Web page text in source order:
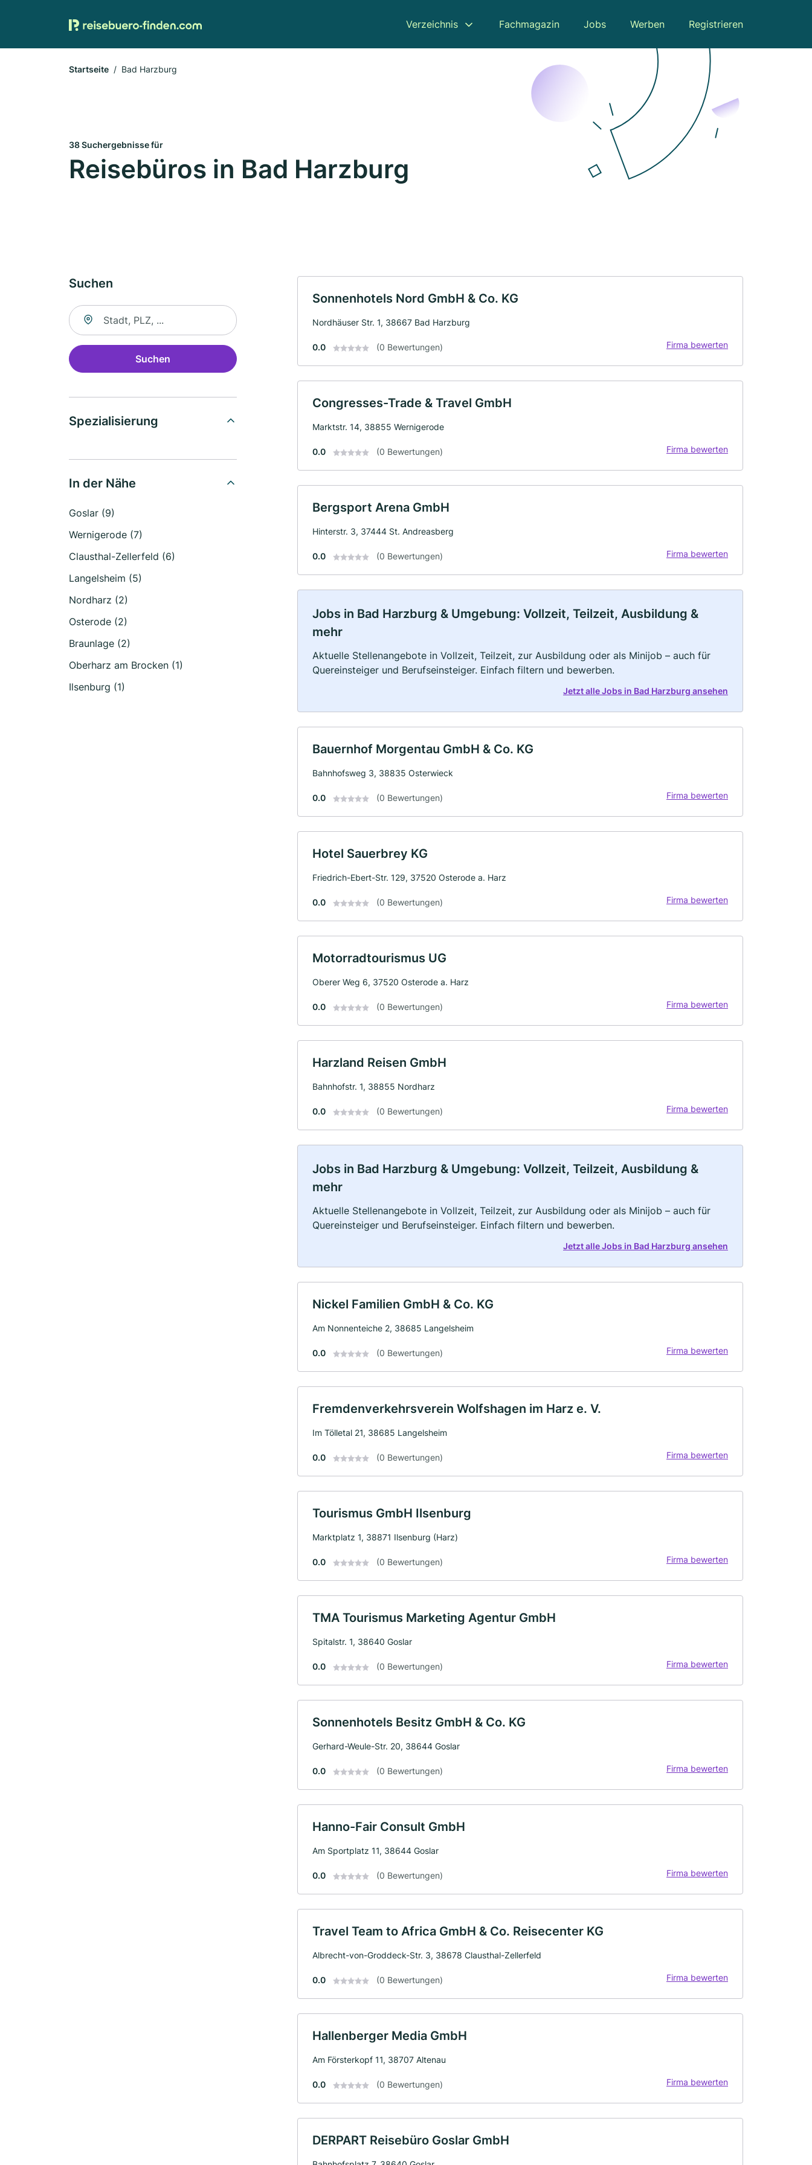
Verzeichnis Fachmagazin Jobs Werben Registrieren
Startseite Bad Harzburg
38 Suchergebnisse für
Reisebüros in Bad Harzburg
Suchen
Suche nach Ort
Suchen
Spezialisierung
In der Nähe
Goslar (9)
Wernigerode (7)
Clausthal-Zellerfeld (6)
Langelsheim (5)
Nordharz (2)
Osterode (2)
Braunlage (2)
Oberharz am Brocken (1)
Ilsenburg (1)
Sonnenhotels Nord GmbH & Co. KG
Nordhäuser Str. 1, 38667 Bad Harzburg
0.0 (0 Bewertungen) Firma bewerten
Congresses-Trade & Travel GmbH
Marktstr. 14, 38855 Wernigerode
0.0 (0 Bewertungen) Firma bewerten
Bergsport Arena GmbH
Hinterstr. 3, 37444 St. Andreasberg
0.0 (0 Bewertungen) Firma bewerten
Jobs in Bad Harzburg & Umgebung: Vollzeit, Teilzeit, Ausbildung &
mehr
Aktuelle Stellenangebote in Vollzeit, Teilzeit, zur Ausbildung oder als Minijob – auch für
Quereinsteiger und Berufseinsteiger. Einfach filtern und bewerben.
Jetzt alle Jobs in Bad Harzburg ansehen
Bauernhof Morgentau GmbH & Co. KG
Bahnhofsweg 3, 38835 Osterwieck
0.0 (0 Bewertungen) Firma bewerten
Hotel Sauerbrey KG
Friedrich-Ebert-Str. 129, 37520 Osterode a. Harz
0.0 (0 Bewertungen) Firma bewerten
Motorradtourismus UG
Oberer Weg 6, 37520 Osterode a. Harz
0.0 (0 Bewertungen) Firma bewerten
Harzland Reisen GmbH
Bahnhofstr. 1, 38855 Nordharz
0.0 (0 Bewertungen) Firma bewerten
Jobs in Bad Harzburg & Umgebung: Vollzeit, Teilzeit, Ausbildung &
mehr
Aktuelle Stellenangebote in Vollzeit, Teilzeit, zur Ausbildung oder als Minijob – auch für
Quereinsteiger und Berufseinsteiger. Einfach filtern und bewerben.
Jetzt alle Jobs in Bad Harzburg ansehen
Nickel Familien GmbH & Co. KG
Am Nonnenteiche 2, 38685 Langelsheim
0.0 (0 Bewertungen) Firma bewerten
Fremdenverkehrsverein Wolfshagen im Harz e. V.
Im Tölletal 21, 38685 Langelsheim
0.0 (0 Bewertungen) Firma bewerten
Tourismus GmbH Ilsenburg
Marktplatz 1, 38871 Ilsenburg (Harz)
0.0 (0 Bewertungen) Firma bewerten
TMA Tourismus Marketing Agentur GmbH
Spitalstr. 1, 38640 Goslar
0.0 (0 Bewertungen) Firma bewerten
Sonnenhotels Besitz GmbH & Co. KG
Gerhard-Weule-Str. 20, 38644 Goslar
0.0 (0 Bewertungen) Firma bewerten
Hanno-Fair Consult GmbH
Am Sportplatz 11, 38644 Goslar
0.0 (0 Bewertungen) Firma bewerten
Travel Team to Africa GmbH & Co. Reisecenter KG
Albrecht-von-Groddeck-Str. 3, 38678 Clausthal-Zellerfeld
0.0 (0 Bewertungen) Firma bewerten
Hallenberger Media GmbH
Am Försterkopf 11, 38707 Altenau
0.0 (0 Bewertungen) Firma bewerten
DERPART Reisebüro Goslar GmbH